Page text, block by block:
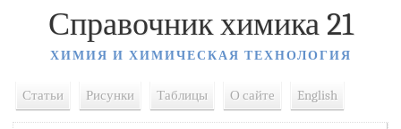
Справочник химика 21
ХИМИЯ И ХИМИЧЕСКАЯ ТЕХНОЛОГИЯ
Статьи Рисунки Таблицы О сайте English